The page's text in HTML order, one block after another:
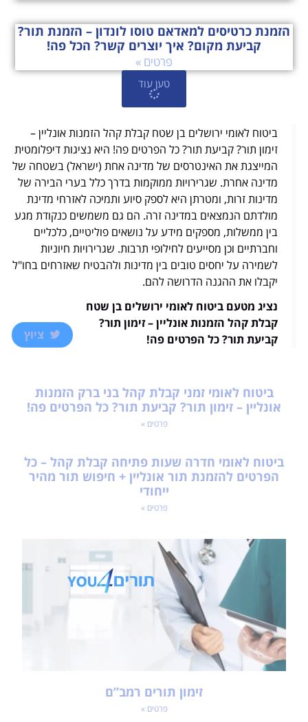
הזמנת כרטיסים למאדאם טוסו לונדון – הזמנת תור?
קביעת מקום? איך יוצרים קשר? הכל פה!
פרטים »
טען עוד
ביטוח לאומי ירושלים בן שטח קבלת קהל הזמנות אונליין –
זימון תור? קביעת תור? כל הפרטים פה! היא נציגות דיפלומטית
המייצגת את האינטרסים של מדינה אחת (ישראל) בשטחה של
מדינה אחרת. שגרירויות ממוקמות בדרך כלל בערי הבירה של
מדינות זרות, ומטרתן היא לספק סיוע ותמיכה לאזרחי מדינת
מולדתם הנמצאים במדינה זרה. הם גם משמשים כנקודת מגע
בין ממשלות, מספקים מידע על נושאים פוליטיים, כלכליים
וחברתיים וכן מסייעים לחילופי תרבות. שגרירויות חיוניות
לשמירה על יחסים טובים בין מדינות ולהבטיח שאזרחים בחו"ל
יקבלו את ההגנה הדרושה להם.
נציג מטעם ביטוח לאומי ירושלים בן שטח
קבלת קהל הזמנות אונליין – זימון תור?
קביעת תור? כל הפרטים פה!
ציוץ
ביטוח לאומי זמני קבלת קהל בני ברק הזמנות
אונליין – זימון תור? קביעת תור? כל הפרטים פה!
פרטים »
ביטוח לאומי חדרה שעות פתיחה קבלת קהל – כל
הפרטים להזמנת תור אונליין + חיפוש תור מהיר
ייחודי
פרטים »
זימון תורים רמב”ם
פרטים »